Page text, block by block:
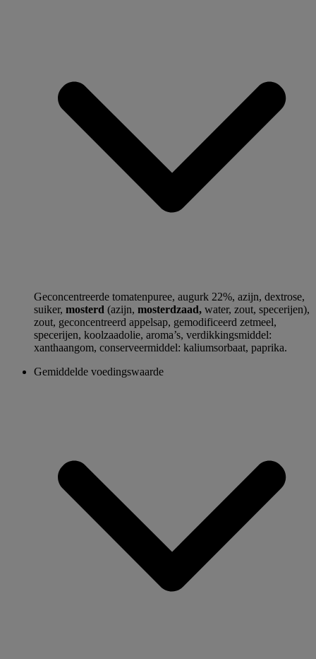
Geconcentreerde tomatenpuree, augurk 22%, azijn, dextrose,
suiker, mosterd (azijn, mosterdzaad, water, zout, specerijen),
zout, geconcentreerd appelsap, gemodificeerd zetmeel,
specerijen, koolzaadolie, aroma’s, verdikkingsmiddel:
xanthaangom, conserveermiddel: kaliumsorbaat, paprika.
Gemiddelde voedingswaarde